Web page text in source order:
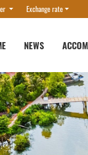
Exchange rate
NEWS